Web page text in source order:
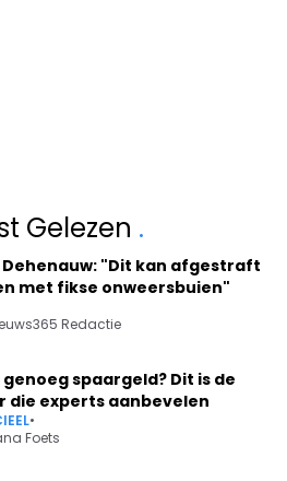
Gelezen .
Dehenauw: "Dit kan afgestraft
met fikse onweersbuien"
Redactie
genoeg spaargeld? Dit is de
die experts aanbevelen
•
Foets